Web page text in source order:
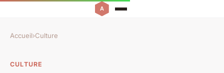
Accueil›Culture
CULTURE